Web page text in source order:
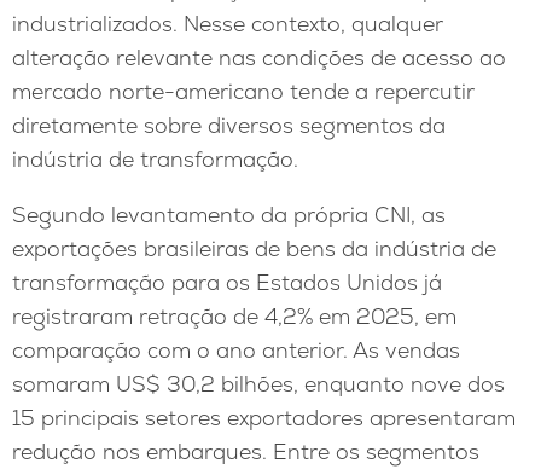
industrializados. Nesse contexto, qualquer
alteração relevante nas condições de acesso ao
mercado norte-americano tende a repercutir
diretamente sobre diversos segmentos da
indústria de transformação.
Segundo levantamento da própria CNI, as
exportações brasileiras de bens da indústria de
transformação para os Estados Unidos já
registraram retração de 4,2% em 2025, em
comparação com o ano anterior. As vendas
somaram US$ 30,2 bilhões, enquanto nove dos
15 principais setores exportadores apresentaram
redução nos embarques. Entre os segmentos